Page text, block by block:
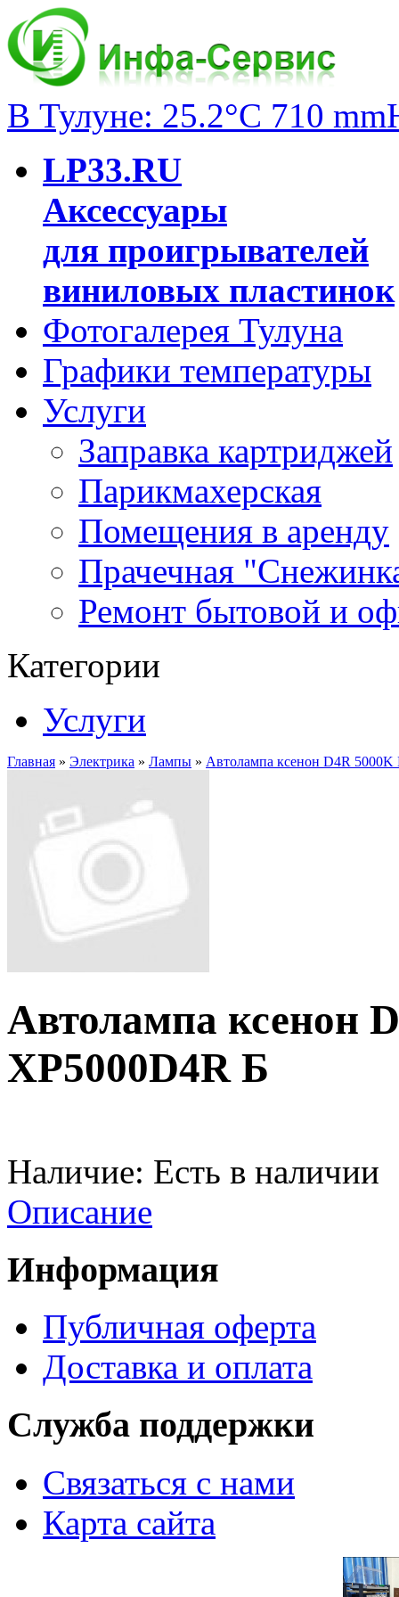
В Тулуне: 25.2°C 710
LP33.RU
Аксессуары
для проигрывателей
виниловых пластинок
Фотогалерея Тулуна
Графики температуры
Услуги
Заправка картриджей
Парикмахерская
Помещения в аренду
Прачечная
Ремонт бытовой и
Категории
Услуги
Главная » Электрика » Лампы » Автолампа ксенон D4R
Автолампа ксенон
XP5000D4R Б
Наличие: Есть в наличии
Описание
Информация
Публичная оферта
Доставка и оплата
Служба поддержки
Связаться с нами
Карта сайта